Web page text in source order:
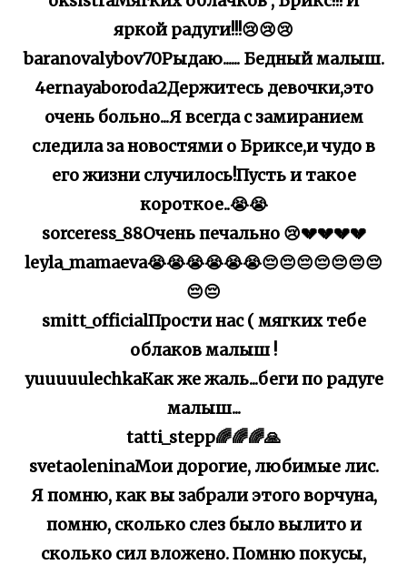
яркой радуги!!!😢😢😢
baranovalybov70Рыдаю...... Бедный малыш.
4ernayaboroda2Держитесь девочки,это
очень больно...Я всегда с замиранием
следила за новостями о Бриксе,и чудо в
его жизни случилось!Пусть и такое
короткое..😭😭
sorceress_88Очень печально 😢💔💔💔💔
leyla_mamaeva😭😭😭😭😭😭😔😔😔😔😔😔😔
😔😔
smitt_officialПрости нас ( мягких тебе
облаков малыш !
yuuuuulechkaКак же жаль...беги по радуге
малыш...
tatti_stepp🌈🌈🌈🙏
svetaoleninaМои дорогие, любимые лис.
Я помню, как вы забрали этого ворчуна,
помню, сколько слез было вылито и
сколько сил вложено. Помню покусы,